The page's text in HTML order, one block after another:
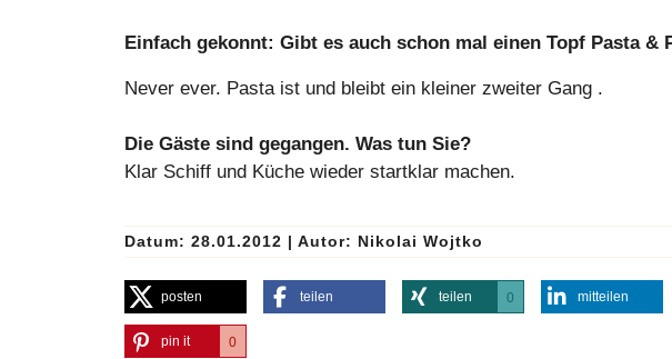
Einfach gekonnt: Gibt es auch schon mal einen Topf Pasta &
Never ever. Pasta ist und bleibt ein kleiner zweiter Gang .
Die Gäste sind gegangen. Was tun Sie?
Klar Schiff und Küche wieder startklar machen.
Datum: 28.01.2012 | Autor: Nikolai Wojtko
posten teilen teilen 0 mitteilen
pin it 0